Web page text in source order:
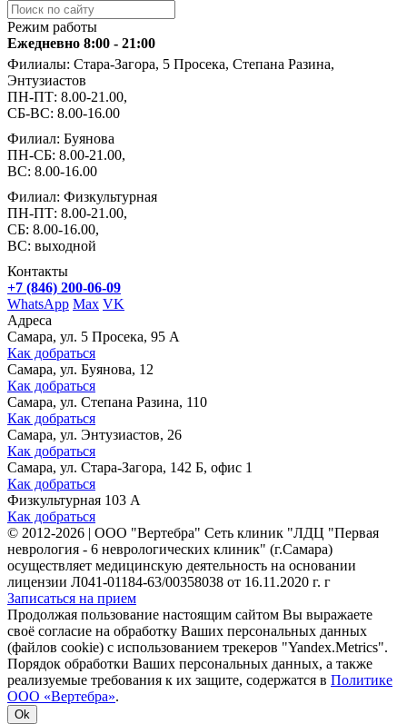
Режим работы
Ежедневно 8:00 - 21:00
Филиалы: Стара-Загора, 5 Просека, Степана Разина,
Энтузиастов
ПН-ПТ: 8.00-21.00,
СБ-ВС: 8.00-16.00
Филиал: Буянова
ПН-СБ: 8.00-21.00,
ВС: 8.00-16.00
Филиал: Физкультурная
ПН-ПТ: 8.00-21.00,
СБ: 8.00-16.00,
ВС: выходной
Контакты
+7 (846) 200-06-09
WhatsApp Max VK
Адреса
Самара, ул. 5 Просека, 95 А
Как добраться
Самара, ул. Буянова, 12
Как добраться
Самара, ул. Степана Разина, 110
Как добраться
Самара, ул. Энтузиастов, 26
Как добраться
Самара, ул. Стара-Загора, 142 Б, офис 1
Как добраться
Физкультурная 103 А
Как добраться
© 2012-2026 | ООО "Вертебра" Сеть клиник "ЛДЦ "Первая
неврология - 6 неврологических клиник" (г.Самара)
осуществляет медицинскую деятельность на основании
лицензии Л041-01184-63/00358038 от 16.11.2020 г. г
Записаться на прием
Продолжая пользование настоящим сайтом Вы выражаете
своё согласие на обработку Ваших персональных данных
(файлов cookie) с использованием трекеров "Yandex.Metrics".
Порядок обработки Ваших персональных данных, а также
реализуемые требования к их защите, содержатся в Политике
ООО «Вертебра».
Ok